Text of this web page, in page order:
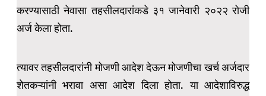
करण्यासाठी नेवासा तहसीलदारांकडे ३१ जानेवारी २०२२ रोजी
अर्ज केला होता.
त्यावर तहसीलदारांनी मोजणी आदेश देऊन मोजणीचा खर्च अर्जदार
शेतकऱ्यांनी भरावा असा आदेश दिला होता. या आदेशाविरुद्ध